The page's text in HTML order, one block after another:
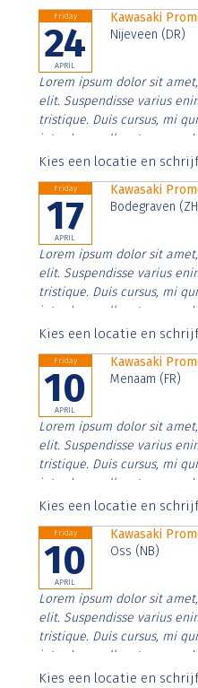
Friday
24
APRIL
Kawasaki
Nijeveen (DR)
Lorem ipsum dolor sit
elit. Suspendisse varius
tristique. Duis cursus, mi
interdum nulla, ut
Aenean faucibus nibh et
Kies een locatie en
Friday
17
APRIL
Kawasaki
Bodegraven
Lorem ipsum dolor sit
elit. Suspendisse varius
tristique. Duis cursus, mi
interdum nulla, ut
Aenean faucibus nibh et
Kies een locatie en
Friday
10
APRIL
Kawasaki
Menaam (FR)
Lorem ipsum dolor sit
elit. Suspendisse varius
tristique. Duis cursus, mi
interdum nulla, ut
Aenean faucibus nibh et
Kies een locatie en
Friday
10
APRIL
Kawasaki
Oss (NB)
Lorem ipsum dolor sit
elit. Suspendisse varius
tristique. Duis cursus, mi
interdum nulla, ut
Aenean faucibus nibh et
Kies een locatie en